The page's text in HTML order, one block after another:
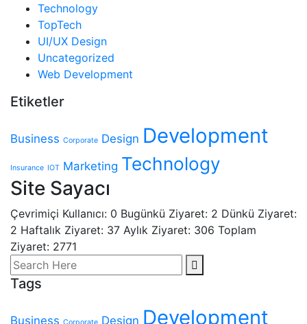
Technology
TopTech
UI/UX Design
Uncategorized
Web Development
Etiketler
Business Corporate Design Development
Insurance IOT Marketing Technology
Site Sayacı
Çevrimiçi Kullanıcı: 0 Bugünkü Ziyaret: 2 Dünkü Ziyaret:
2 Haftalık Ziyaret: 37 Aylık Ziyaret: 306 Toplam
Ziyaret: 2771
Tags
Business Design Development